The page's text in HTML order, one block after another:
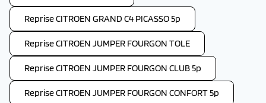
Reprise CITROEN GRAND C4 PICASSO 5p
Reprise CITROEN JUMPER FOURGON TOLE
Reprise CITROEN JUMPER FOURGON CLUB 5p
Reprise CITROEN JUMPER FOURGON CONFORT 5p